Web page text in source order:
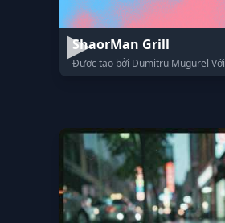
ShaorMan Grill
Được tạo bởi Dumitru Mugurel Với